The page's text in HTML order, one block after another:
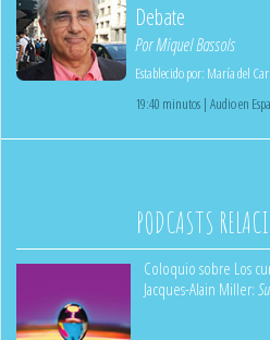
Debate
PorMiquel Bassols
Establecido por: María del
19:40 minutos | Audio en
PODCASTS
Coloquio sobre Los
Jacques-Alain Miller: